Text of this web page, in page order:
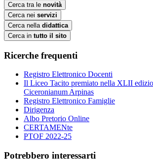
Cerca tra le novità
Cerca nei servizi
Cerca nella didattica
Cerca in tutto il sito
Ricerche frequenti
Registro Elettronico Docenti
Il Liceo Tacito premiato nella XLII
Ciceronianum Arpinas
Registro Elettronico Famiglie
Dirigenza
Albo Pretorio Online
CERTAMENte
PTOF 2022-25
Potrebbero interessarti